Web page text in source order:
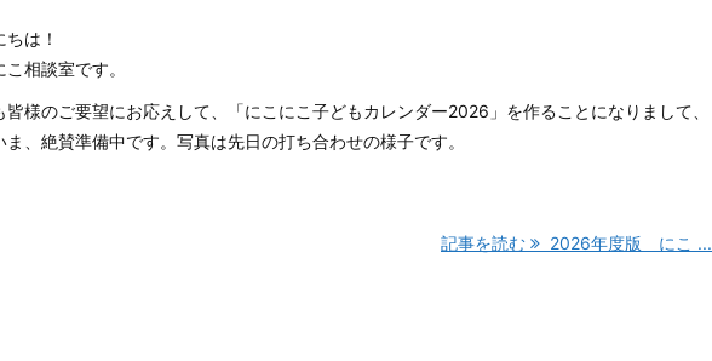
ちは！
こ相談室です。
皆様のご要望にお応えして、「にこにこ子どもカレンダー2026」を作ることになりまして、
ま、絶賛準備中です。写真は先日の打ち合わせの様子です。
記事を読む 2026年度版 にこ ...